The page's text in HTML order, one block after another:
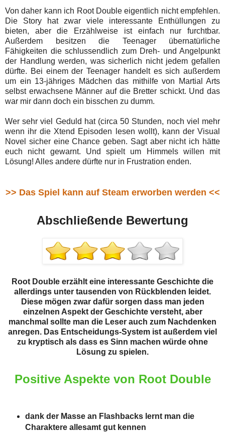
Von daher kann ich Root Double eigentlich nicht empfehlen.
Die Story hat zwar viele interessante Enthüllungen zu
bieten, aber die Erzählweise ist einfach nur furchtbar.
Außerdem besitzen die Teenager übernatürliche
Fähigkeiten die schlussendlich zum Dreh- und Angelpunkt
der Handlung werden, was sicherlich nicht jedem gefallen
dürfte. Bei einem der Teenager handelt es sich außerdem
um ein 13-jähriges Mädchen das mithilfe von Martial Arts
selbst erwachsene Männer auf die Bretter schickt. Und das
war mir dann doch ein bisschen zu dumm.
Wer sehr viel Geduld hat (circa 50 Stunden, noch viel mehr
wenn ihr die Xtend Episoden lesen wollt), kann der Visual
Novel sicher eine Chance geben. Sagt aber nicht ich hätte
euch nicht gewarnt. Und spielt um Himmels willen mit
Lösung! Alles andere dürfte nur in Frustration enden.
>> Das Spiel kann auf Steam erworben werden <<
Abschließende Bewertung
Root Double erzählt eine interessante Geschichte die
allerdings unter tausenden von Rückblenden leidet.
Diese mögen zwar dafür sorgen dass man jeden
einzelnen Aspekt der Geschichte versteht, aber
manchmal sollte man die Leser auch zum Nachdenken
anregen. Das Entscheidungs-System ist außerdem viel
zu kryptisch als dass es Sinn machen würde ohne
Lösung zu spielen.
Positive Aspekte von Root Double
dank der Masse an Flashbacks lernt man die
Charaktere allesamt gut kennen